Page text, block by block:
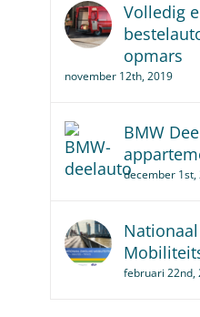
Volledig
opmars
november 12th, 2019
BMW
december 1st,
februari 22nd,